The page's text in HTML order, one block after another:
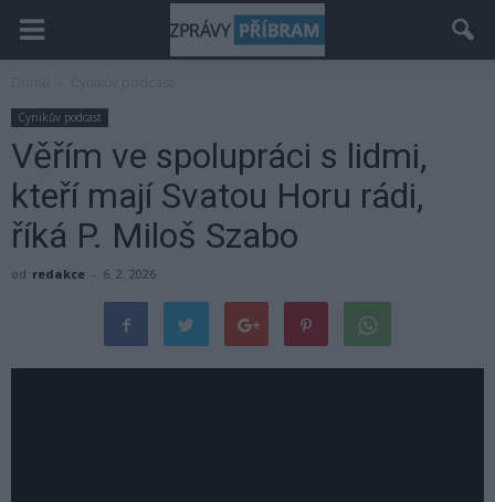
Cynikův podcast
Věřím ve spolupráci s lidmi,
kteří mají Svatou Horu rádi,
říká P. Miloš Szabo
od redakce - 6. 2. 2026